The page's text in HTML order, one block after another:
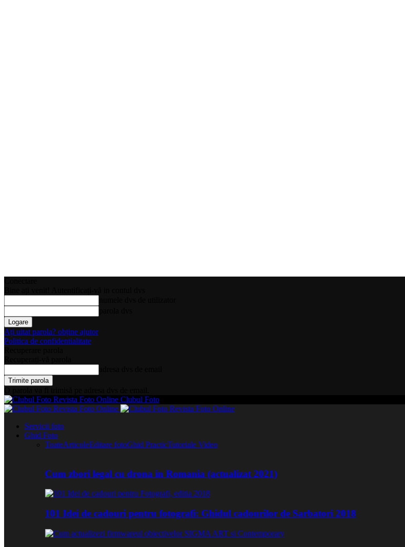
Ați uitat parola? obține ajutor
Politica de confidentialitate
Clubul Foto
Servicii foto
Ghid Foto
ToateArticoleEditare fotoGhid PracticTutoriale Video
Cum zbori legal cu drona in Romania (actualizat 2021)
101 Idei de cadouri pentru fotografi: Ghidul cadourilor de Sarbatori 2018